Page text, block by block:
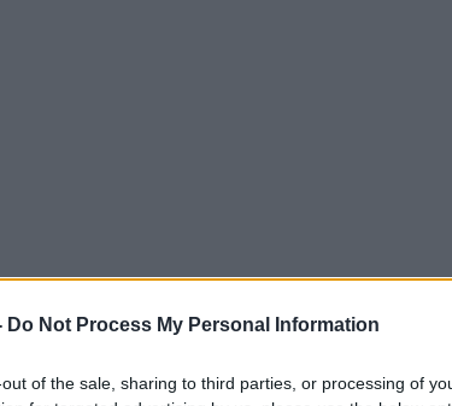
Do Not Process My Personal Information
of the sale, sharing to third parties, or processing of